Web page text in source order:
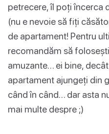
petrecere, îl poți încerca
(nu e nevoie să fiți
de apartament! Pentru
recomandăm să
amuzante… ei bine,
apartament ajungeți din
când în când… dar asta
mai multe despre ;)